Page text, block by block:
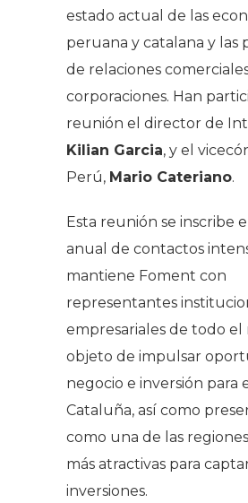
estado actual de las
peruana y catalana y las
de relaciones
corporaciones. Han
reunión el director de
Kilian Garcia, y el
Perú, Mario Cateriano.
Esta reunión se inscribe
anual de contactos
mantiene Foment con
representantes
empresariales de todo
objeto de impulsar
negocio e inversión para
Cataluña, así como
como una de las
más atractivas para
inversiones.